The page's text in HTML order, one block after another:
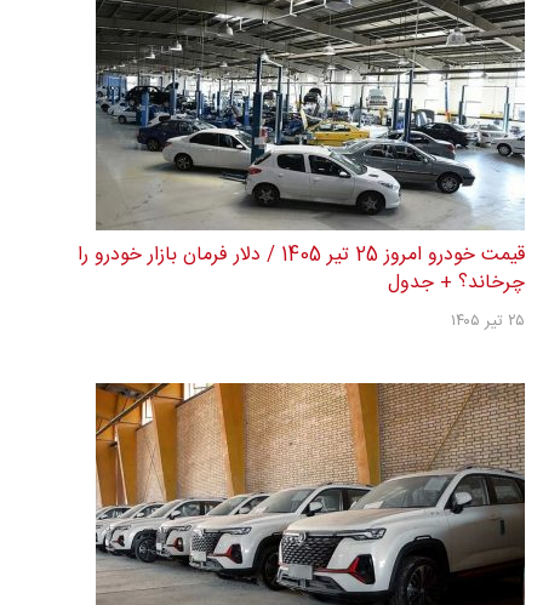
قیمت خودرو امروز 25 تیر 1405 / دلار فرمان بازار خودرو را
چرخاند؟ + جدول
۲۵ تیر ۱۴۰۵